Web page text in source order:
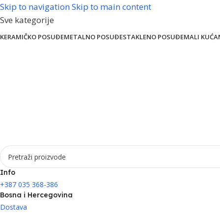
Skip to navigationSkip to main content
Sve kategorije
KERAMIČKO POSUĐEMETALNO POSUĐESTAKLENO POSUĐEMALI
Info
+387 035 368-386
Bosna i Hercegovina
Dostava